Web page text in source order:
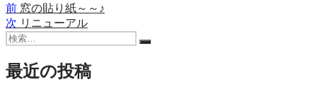
投
稿
ビ
前 前
の
投
窓の貼り紙～～♪
次 次
の
稿:
リニューアル
検
検
最近の投稿